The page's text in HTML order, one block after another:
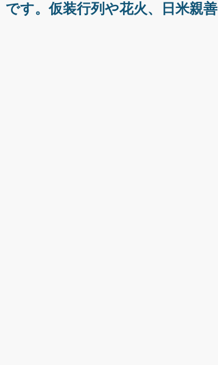
す。仮装行列や花火、日米親善